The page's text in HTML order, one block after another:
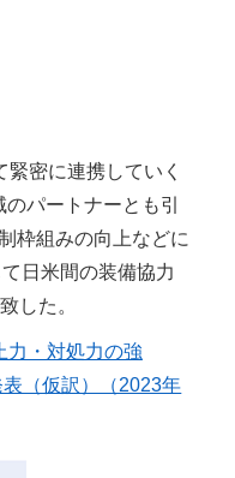
密に連携していく
パートナーとも引
枠組みの向上などに
日米間の装備協力
した。
力・対処力の強
（仮訳）（2023年